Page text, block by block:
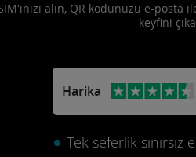
alın, QR kodunuzu e-
keyfini
Harika
Tek seferlik sınırsız